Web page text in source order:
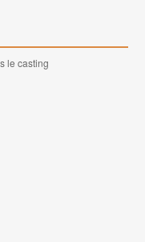
le casting